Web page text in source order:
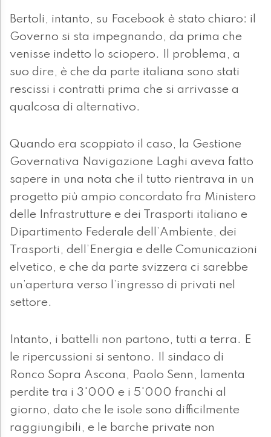
Bertoli, intanto, su Facebook è stato chiaro: il
Governo si sta impegnando, da prima che
venisse indetto lo sciopero. Il problema, a
suo dire, è che da parte italiana sono stati
rescissi i contratti prima che si arrivasse a
qualcosa di alternativo.
Quando era scoppiato il caso, la Gestione
Governativa Navigazione Laghi aveva fatto
sapere in una nota che il tutto rientrava in un
progetto più ampio concordato fra Ministero
delle Infrastrutture e dei Trasporti italiano e
Dipartimento Federale dell’Ambiente, dei
Trasporti, dell’Energia e delle Comunicazioni
elvetico, e che da parte svizzera ci sarebbe
un’apertura verso l’ingresso di privati nel
settore.
Intanto, i battelli non partono, tutti a terra. E
le ripercussioni si sentono. Il sindaco di
Ronco Sopra Ascona, Paolo Senn, lamenta
perdite tra i 3'000 e i 5'000 franchi al
giorno, dato che le isole sono difficilmente
raggiungibili, e le barche private non